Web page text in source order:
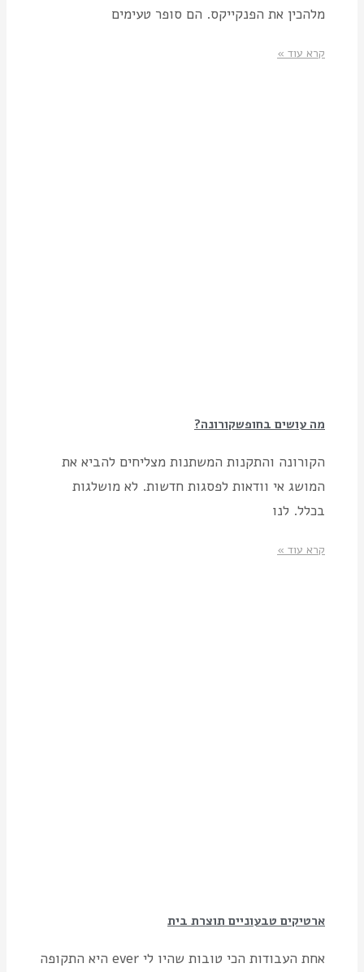
מלהכין את הפנקייקס. הם סופר טעימים
קרא עוד »
מה עושים בחופשקורונה?
הקורונה והתקנות המשתנות מצליחים להביא את
המושג אי וודאות לפסגות חדשות. לא מושלגות
בכלל. לנו
קרא עוד »
ארטיקים טבעוניים תוצרת בית
אחת העבודות הכי טובות שהיו לי ever היא התקופה